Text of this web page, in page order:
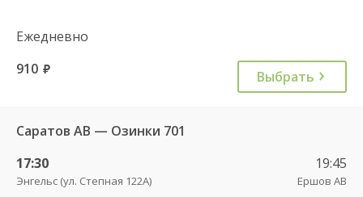
Ежедневно
910 руб. Выбрать
Саратов АВ — Озинки 701
17:30
Энгельс (ул. Степная 122А)
19:45
Ершов АВ